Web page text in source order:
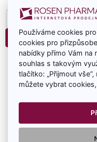
Souhlasím se
RosenPharma a.s.
Používáme cookies
cookies pro
nabídky přímo Vám na
souhlas s takovým
tlačítko: „Přijmout
můžete vybrat